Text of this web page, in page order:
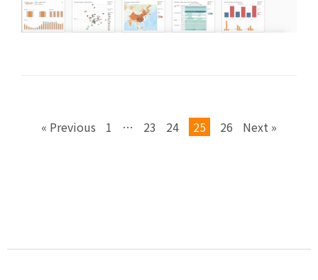
« Previous 1 … 23 24 25 26 Next »